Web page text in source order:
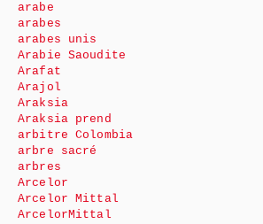
arabe
arabes
arabes unis
Arabie Saoudite
Arafat
Arajol
Araksia
Araksia prend
arbitre Colombia
arbre sacré
arbres
Arcelor
Arcelor Mittal
ArcelorMittal